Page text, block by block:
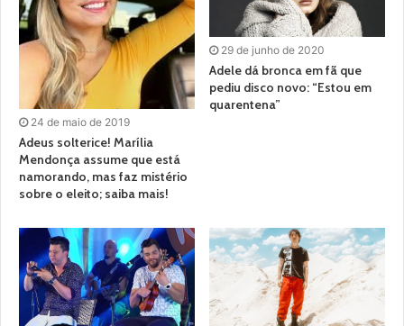
24 de maio de 2019
Adeus solterice! Marília
Mendonça assume que está
namorando, mas faz mistério
sobre o eleito; saiba mais!
29 de junho de 2020
Adele dá bronca em fã que
pediu disco novo: “Estou em
quarentena”